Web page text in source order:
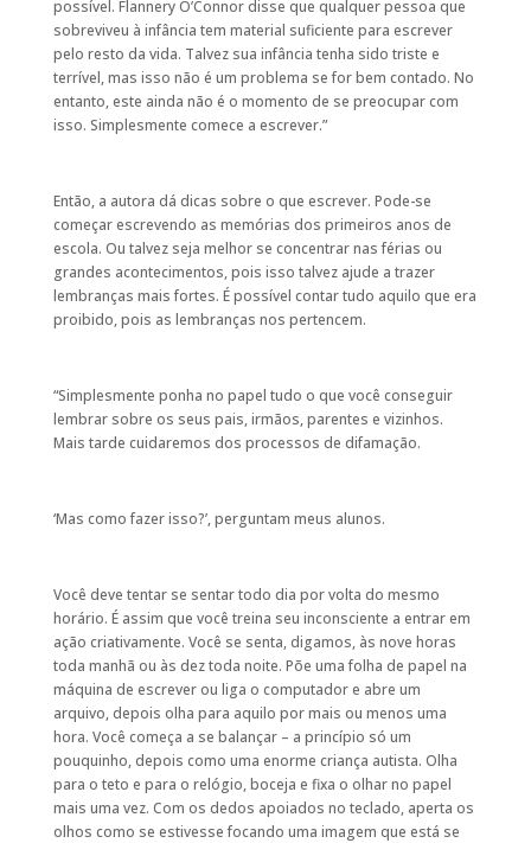
possível. Flannery O’Connor disse que qualquer pessoa que
sobreviveu à infância tem material suficiente para escrever
pelo resto da vida. Talvez sua infância tenha sido triste e
terrível, mas isso não é um problema se for bem contado. No
entanto, este ainda não é o momento de se preocupar com
isso. Simplesmente comece a escrever.”
Então, a autora dá dicas sobre o que escrever. Pode-se
começar escrevendo as memórias dos primeiros anos de
escola. Ou talvez seja melhor se concentrar nas férias ou
grandes acontecimentos, pois isso talvez ajude a trazer
lembranças mais fortes. É possível contar tudo aquilo que era
proibido, pois as lembranças nos pertencem.
“Simplesmente ponha no papel tudo o que você conseguir
lembrar sobre os seus pais, irmãos, parentes e vizinhos.
Mais tarde cuidaremos dos processos de difamação.
‘Mas como fazer isso?’, perguntam meus alunos.
Você deve tentar se sentar todo dia por volta do mesmo
horário. É assim que você treina seu inconsciente a entrar em
ação criativamente. Você se senta, digamos, às nove horas
toda manhã ou às dez toda noite. Põe uma folha de papel na
máquina de escrever ou liga o computador e abre um
arquivo, depois olha para aquilo por mais ou menos uma
hora. Você começa a se balançar – a princípio só um
pouquinho, depois como uma enorme criança autista. Olha
para o teto e para o relógio, boceja e fixa o olhar no papel
mais uma vez. Com os dedos apoiados no teclado, aperta os
olhos como se estivesse focando uma imagem que está se